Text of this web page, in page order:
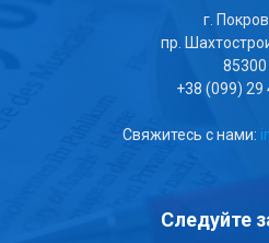
г.
пр.
85300
+38 (099) 29
Свяжитесь с нами:
Следуйте